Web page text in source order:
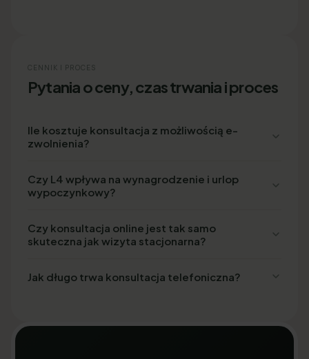
CENNIK I PROCES
Pytania o ceny, czas trwania i proces
Ile kosztuje konsultacja z możliwością e-
zwolnienia?
Czy L4 wpływa na wynagrodzenie i urlop
wypoczynkowy?
Czy konsultacja online jest tak samo
skuteczna jak wizyta stacjonarna?
Jak długo trwa konsultacja telefoniczna?